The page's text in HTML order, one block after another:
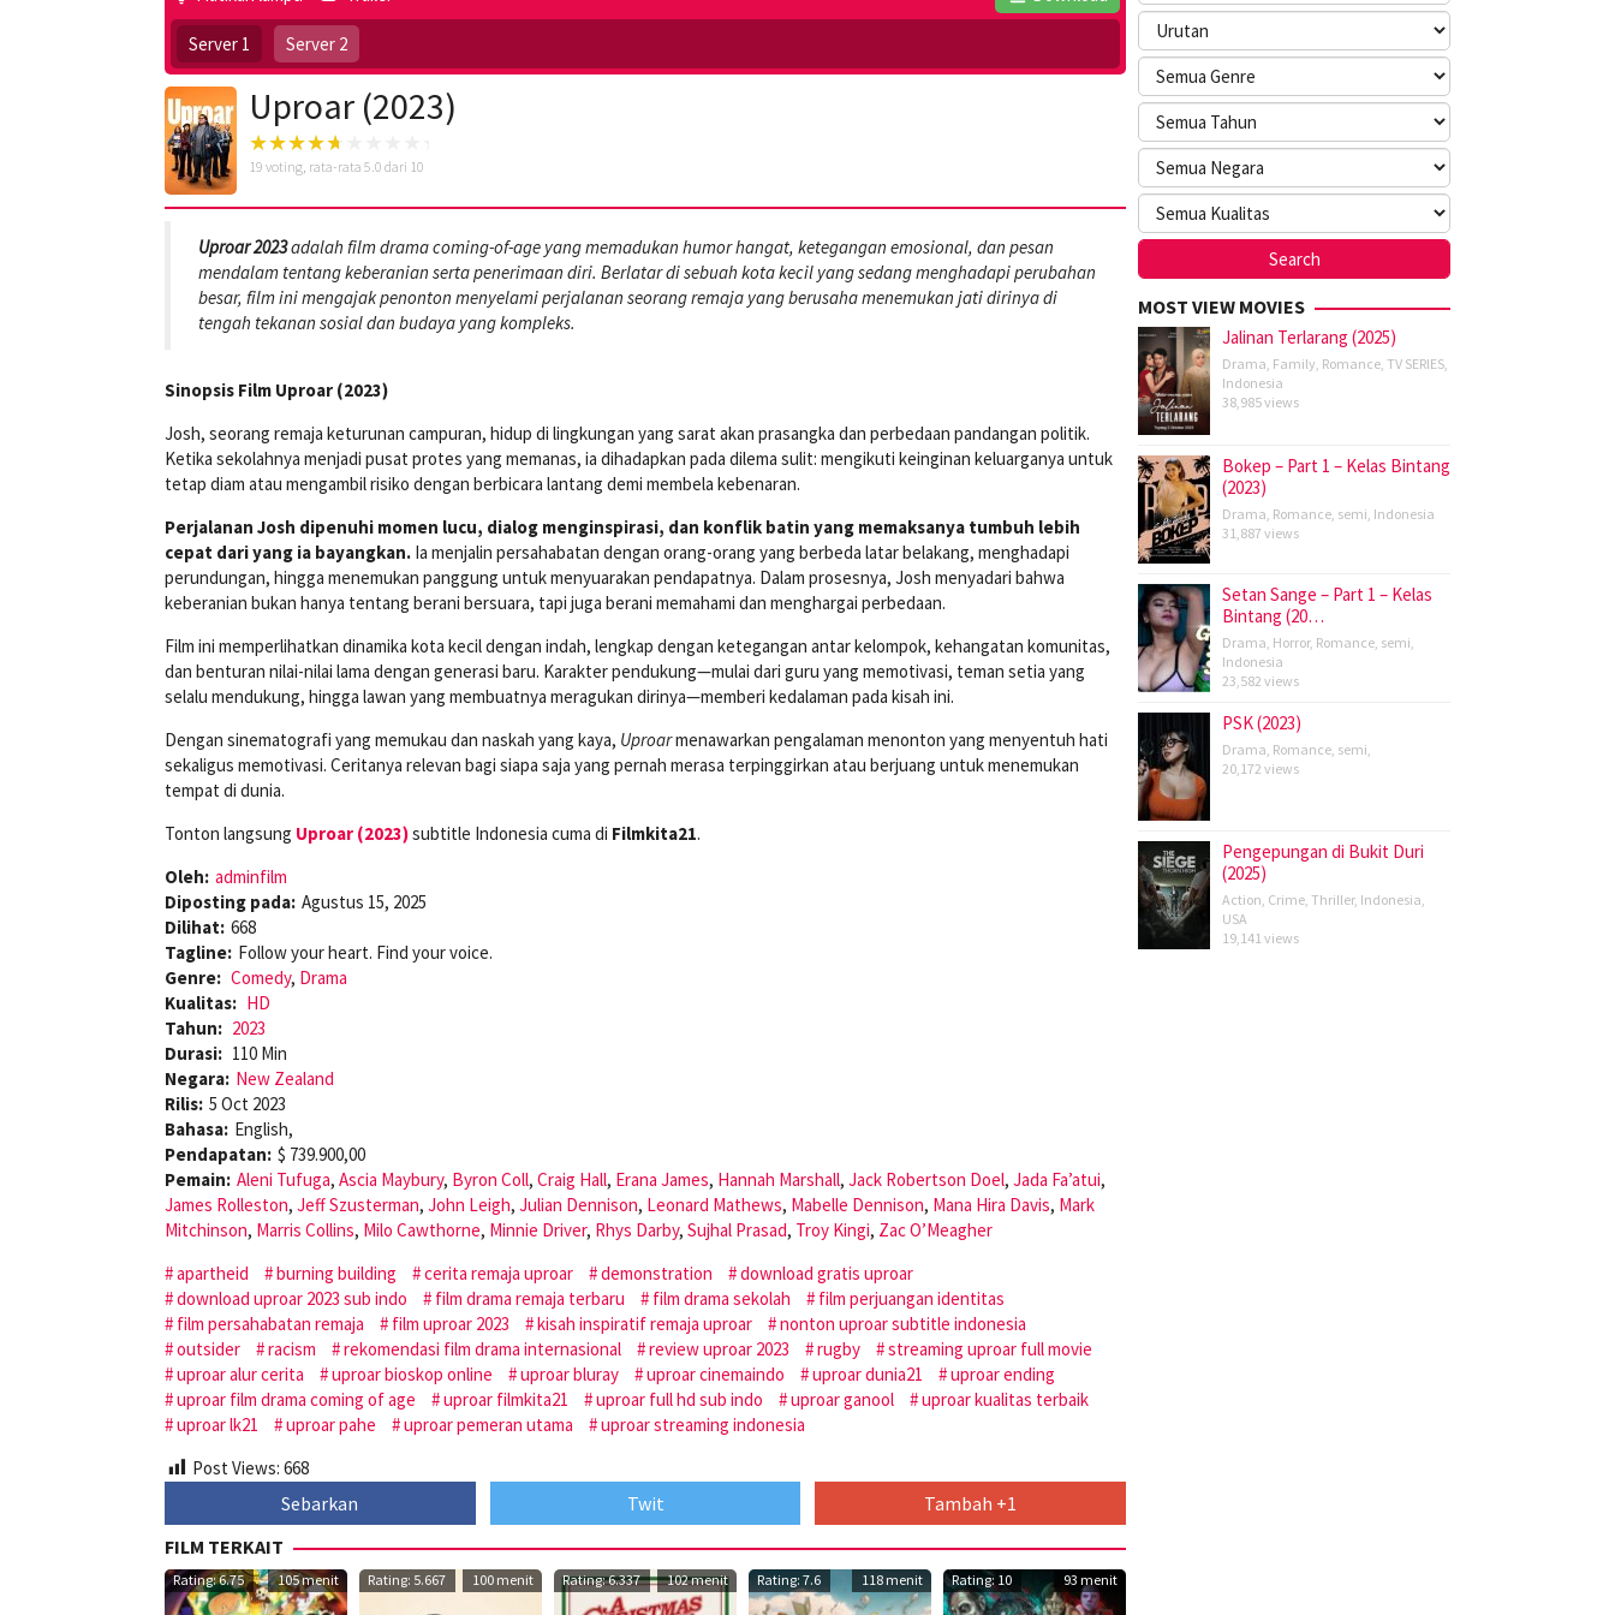
Server 1 Server 2
Uproar (2023)
19 voting, rata-rata 5.0 dari 10
Uproar 2023adalah film drama coming-of-age yang memadukan humor hangat, ketegangan emosional, dan pesan
mendalam tentang keberanian serta penerimaan diri. Berlatar di sebuah kota kecil yang sedang menghadapi perubahan
besar, film ini mengajak penonton menyelami perjalanan seorang remaja yang berusaha menemukan jati dirinya di
tengah tekanan sosial dan budaya yang kompleks.
Sinopsis Film Uproar (2023)
Josh, seorang remaja keturunan campuran, hidup di lingkungan yang sarat akan prasangka dan perbedaan pandangan politik.
Ketika sekolahnya menjadi pusat protes yang memanas, ia dihadapkan pada dilema sulit: mengikuti keinginan keluarganya untuk
tetap diam atau mengambil risiko dengan berbicara lantang demi membela kebenaran.
Perjalanan Josh dipenuhi momen lucu, dialog menginspirasi, dan konflik batin yang memaksanya tumbuh lebih
cepat dari yang ia bayangkan. Ia menjalin persahabatan dengan orang-orang yang berbeda latar belakang, menghadapi
perundungan, hingga menemukan panggung untuk menyuarakan pendapatnya. Dalam prosesnya, Josh menyadari bahwa
keberanian bukan hanya tentang berani bersuara, tapi juga berani memahami dan menghargai perbedaan.
Film ini memperlihatkan dinamika kota kecil dengan indah, lengkap dengan ketegangan antar kelompok, kehangatan komunitas,
dan benturan nilai-nilai lama dengan generasi baru. Karakter pendukung—mulai dari guru yang memotivasi, teman setia yang
selalu mendukung, hingga lawan yang membuatnya meragukan dirinya—memberi kedalaman pada kisah ini.
Dengan sinematografi yang memukau dan naskah yang kaya, Uproarmenawarkan pengalaman menonton yang menyentuh hati
sekaligus memotivasi. Ceritanya relevan bagi siapa saja yang pernah merasa terpinggirkan atau berjuang untuk menemukan
tempat di dunia.
Tonton langsung Uproar (2023)subtitle Indonesia cuma di Filmkita21.
Oleh: adminfilm
Diposting pada: Agustus 15, 2025
Dilihat: 668
Tagline: Follow your heart. Find your voice.
Genre: Comedy, Drama
Kualitas: HD
Tahun: 2023
Durasi: 110 Min
Negara: New Zealand
Rilis: 5 Oct 2023
Bahasa: English,
Pendapatan: $ 739.900,00
Pemain: Aleni Tufuga, Ascia Maybury, Byron Coll, Craig Hall, Erana James, Hannah Marshall, Jack Robertson Doel, Jada Fa’atui,
James Rolleston, Jeff Szusterman, John Leigh, Julian Dennison, Leonard Mathews, Mabelle Dennison, Mana Hira Davis, Mark
Mitchinson, Marris Collins, Milo Cawthorne, Minnie Driver, Rhys Darby, Sujhal Prasad, Troy Kingi, Zac O’Meagher
apartheid
burning building cerita remaja uproar demonstration
download gratis uproar
download uproar 2023 sub indo
film drama remaja terbaru film drama sekolah
film perjuangan identitas
film persahabatan remaja
film uproar 2023 kisah inspiratif remaja uproar
nonton uproar subtitle indonesia
outsider
racism rekomendasi film drama internasional review uproar 2023 rugby
streaming uproar full movie
uproar alur cerita
uproar bioskop online uproar bluray uproar cinemaindo uproar dunia21
uproar ending
uproar film drama coming of age
uproar filmkita21 uproar full hd sub indo uproar ganool
uproar kualitas terbaik
uproar lk21
uproar pahe uproar pemeran utama
uproar streaming indonesia
Post Views: 668
Sebarkan Twit
Tambah +1
FILM TERKAIT
Rating: 6.75 105 menit Rating: 5.667 100 menit Rating: 6.337 102 menit Rating: 7.6 118 menit Rating: 10 93 menit
MOST VIEW MOVIES
Jalinan Terlarang (2025)
Drama Family Romance TV SERIES
Indonesia
38,985 views
Bokep – Part 1 – Kelas Bintang
(2023)
Drama Romance semi Indonesia
31,887 views
Setan Sange – Part 1 – Kelas
Bintang (20…
Drama Horror, Romance semi
Indonesia
23,582 views
PSK (2023)
Drama Romance semi
20,172 views
Pengepungan di Bukit Duri
(2025)
Action Crime Thriller, Indonesia
USA
19,141 views